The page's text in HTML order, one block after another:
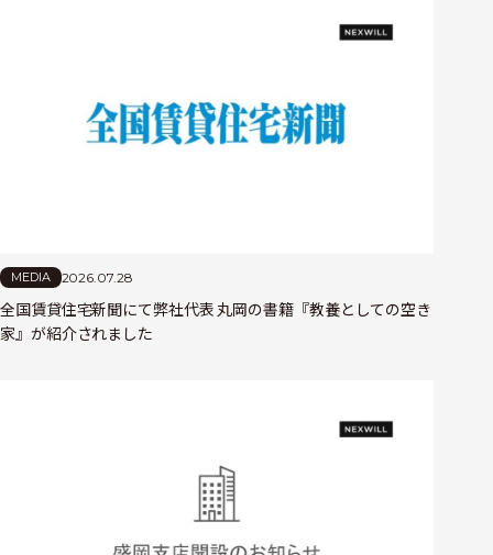
MEDIA 2026.07.28
全国賃貸住宅新聞にて弊社代表 丸岡の書籍『教養としての空き
家』が紹介されました